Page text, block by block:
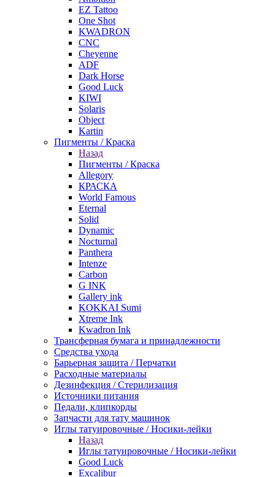
EZ Tattoo
One Shot
KWADRON
CNC
Cheyenne
ADF
Dark Horse
Good Luck
KIWI
Solaris
Object
Kartin
Пигменты / Краска
Назад
Пигменты / Краска
Allegory
КРАСКА
World Famous
Eternal
Solid
Dynamic
Nocturnal
Panthera
Intenze
Carbon
G INK
Gallery ink
KOKKAI Sumi
Xtreme Ink
Kwadron Ink
Трансферная бумага и принадлежности
Средства ухода
Барьерная защита / Перчатки
Расходные материалы
Дезинфекция / Стерилизация
Источники питания
Педали, клипкорды
Запчасти для тату машинок
Иглы татуировочные / Носики-лейки
Назад
Иглы татуировочные / Носики-лейки
Good Luck
Excalibur